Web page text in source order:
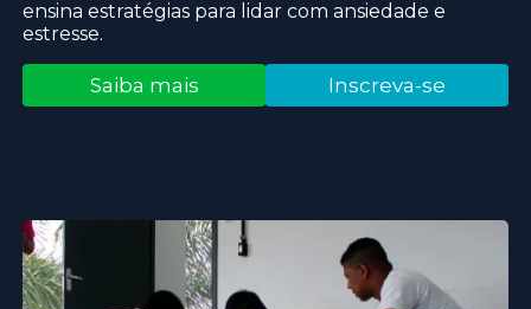
ensina estratégias para lidar com ansiedade e
estresse.
Saiba mais Inscreva-se